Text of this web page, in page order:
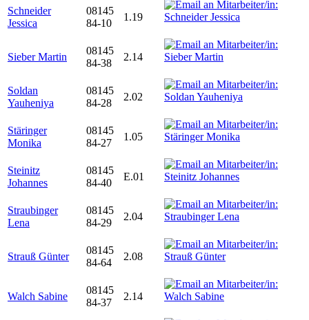
Schneider
Jessica
08145
84-10
1.19
Sieber Martin
08145
84-38
2.14
Soldan
Yauheniya
08145
84-28
2.02
Stäringer
Monika
08145
84-27
1.05
Steinitz
Johannes
08145
84-40
E.01
Straubinger
Lena
08145
84-29
2.04
Strauß Günter
08145
84-64
2.08
Walch Sabine
08145
84-37
2.14